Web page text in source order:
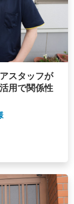
スタッフが
用で関係性